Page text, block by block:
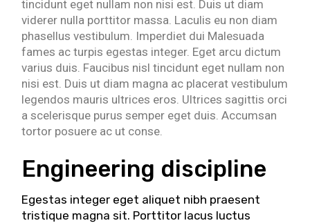
tincidunt eget nullam non nisi est. Duis ut diam
viderer nulla porttitor massa. Laculis eu non diam
phasellus vestibulum. Imperdiet dui Malesuada
fames ac turpis egestas integer. Eget arcu dictum
varius duis. Faucibus nisl tincidunt eget nullam non
nisi est. Duis ut diam magna ac placerat vestibulum
legendos mauris ultrices eros. Ultrices sagittis orci
a scelerisque purus semper eget duis. Accumsan
tortor posuere ac ut conse.
Engineering discipline
Egestas integer eget aliquet nibh praesent
tristique magna sit. Porttitor lacus luctus